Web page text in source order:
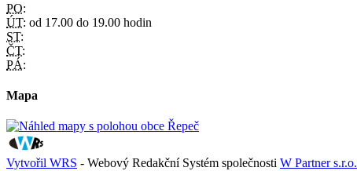
PO:
ÚT: od 17.00 do 19.00 hodin
ST:
ČT:
PÁ:
Mapa
Vytvořil WRS - Webový Redakční Systém společnosti W Partner s.r.o.